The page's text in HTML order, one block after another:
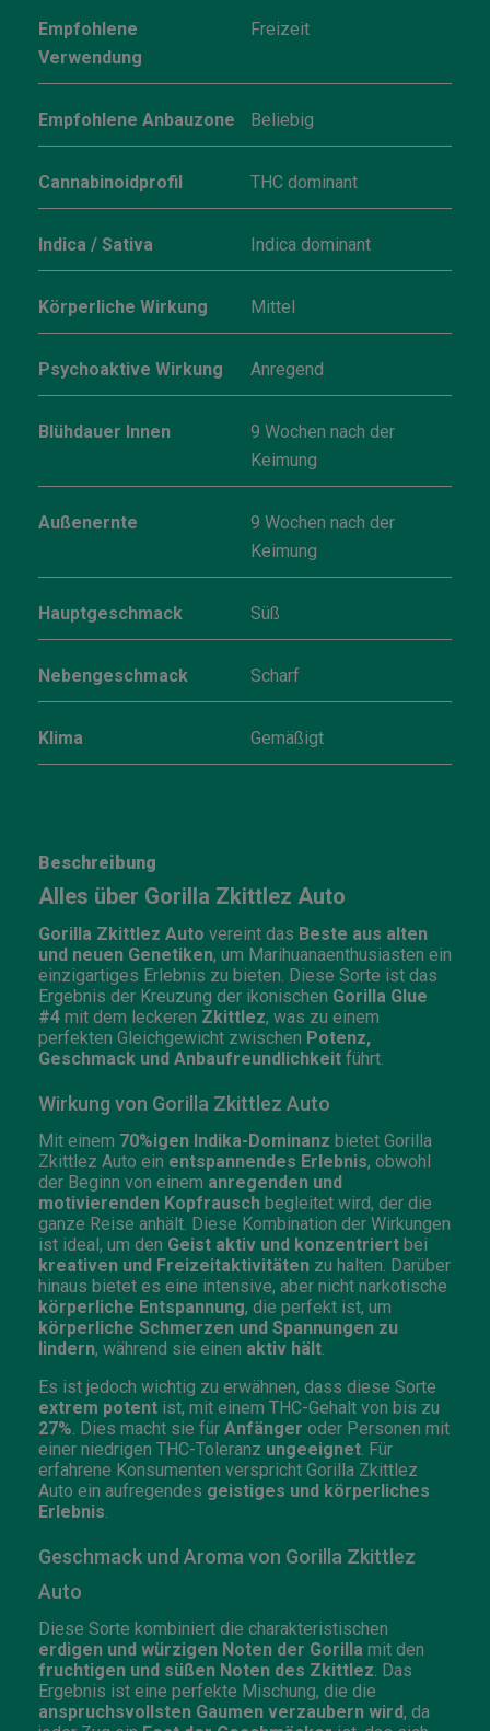
Empfohlene
Verwendung
Freizeit
Empfohlene Anbauzone Beliebig
Cannabinoidprofil THC dominant
Indica / Sativa Indica dominant
Körperliche Wirkung Mittel
Psychoaktive Wirkung Anregend
Blühdauer Innen
9 Wochen nach der
Keimung
Außenernte
9 Wochen nach der
Keimung
Hauptgeschmack Süß
Nebengeschmack Scharf
Klima Gemäßigt
Beschreibung
Alles über Gorilla Zkittlez Auto
Gorilla Zkittlez Auto vereint das Beste aus alten
und neuen Genetiken, um Marihuanaenthusiasten ein
einzigartiges Erlebnis zu bieten. Diese Sorte ist das
Ergebnis der Kreuzung der ikonischen Gorilla Glue
#4 mit dem leckeren Zkittlez, was zu einem
perfekten Gleichgewicht zwischen Potenz,
Geschmack und Anbaufreundlichkeit führt.
Wirkung von Gorilla Zkittlez Auto
Mit einem 70%igen Indika-Dominanz bietet Gorilla
Zkittlez Auto ein entspannendes Erlebnis, obwohl
der Beginn von einem anregenden und
motivierenden Kopfrausch begleitet wird, der die
ganze Reise anhält. Diese Kombination der Wirkungen
ist ideal, um den Geist aktiv und konzentriert bei
kreativen und Freizeitaktivitäten zu halten. Darüber
hinaus bietet es eine intensive, aber nicht narkotische
körperliche Entspannung, die perfekt ist, um
körperliche Schmerzen und Spannungen zu
lindern, während sie einen aktiv hält
Es ist jedoch wichtig zu erwähnen, dass diese Sorte
extrem potent ist, mit einem THC-Gehalt von bis zu
27% . Dies macht sie für Anfänger oder Personen mit
einer niedrigen THC-Toleranz ungeeignet . Für
erfahrene Konsumenten verspricht Gorilla Zkittlez
Auto ein aufregendes geistiges und körperliches
Erlebnis
Geschmack und Aroma von Gorilla Zkittlez
Auto
Diese Sorte kombiniert die charakteristischen
erdigen und würzigen Noten der Gorilla mit den
fruchtigen und süßen Noten des Zkittlez . Das
Ergebnis ist eine perfekte Mischung, die die
anspruchsvollsten Gaumen verzaubern wird, da